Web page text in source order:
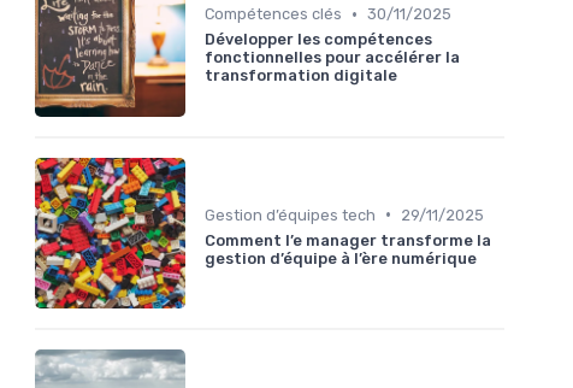
Compétences clés • 30/11/2025
Développer les compétences
fonctionnelles pour accélérer la
transformation digitale
Gestion d’équipes tech •
29/11/2025
Comment l’e manager transforme la
gestion d’équipe à l’ère numérique